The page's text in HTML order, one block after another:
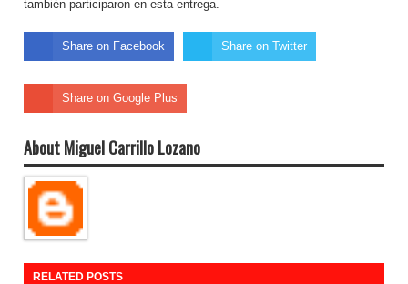
también participaron en esta entrega.
Share on Facebook Share on Twitter
Share on Google Plus
About Miguel Carrillo Lozano
RELATED POSTS